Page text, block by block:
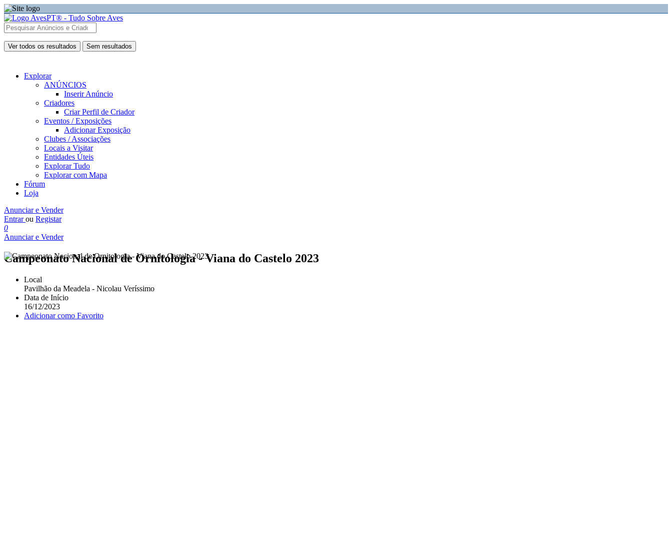
Ver todos os resultados Sem resultados
Explorar
ANÚNCIOS
Inserir Anúncio
Criadores
Criar Perfil de Criador
Eventos / Exposições
Adicionar Exposição
Clubes / Associações
Locais a Visitar
Entidades Úteis
Explorar Tudo
Explorar com Mapa
Fórum
Loja
Anunciar e Vender
Entrarou Registar
0
Anunciar e Vender
Campeonato Nacional de Ornitologia - Viana do Castelo 2023
Local
Pavilhão da Meadela - Nicolau Veríssimo
Data de Início
16/12/2023
Adicionar como Favorito